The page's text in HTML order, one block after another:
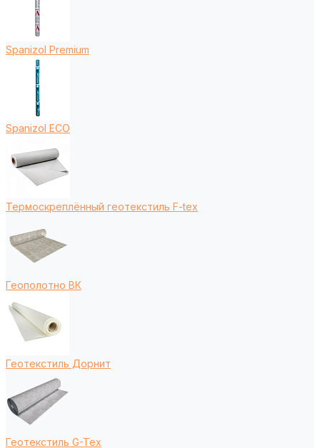
Spanizol Premium
Spanizol ECO
Термоскреплённый геотекстиль F-tex
Геополотно ВК
Геотекстиль Дорнит
Геотекстиль G-Tex